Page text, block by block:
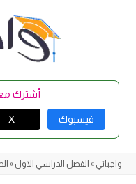
أشترك
فيسبوك X
واجباتي » الفصل الدراسي الاول »